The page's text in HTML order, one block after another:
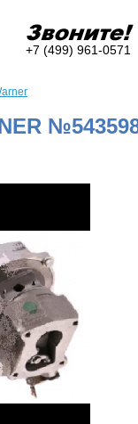
+7 (499) 961-0571